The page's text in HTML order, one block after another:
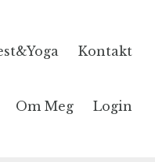
Kontakt
Om Meg Login